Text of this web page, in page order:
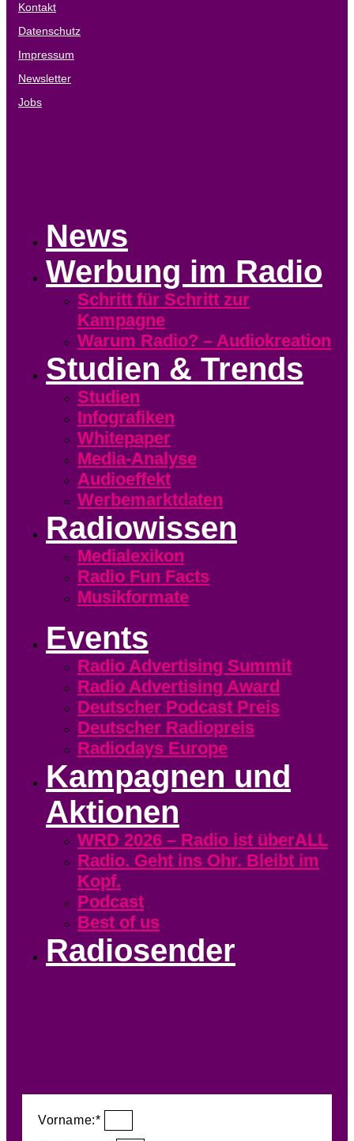
Kontakt
Datenschutz
Impressum
Newsletter
Jobs
News
Werbung im Radio
Schritt für Schritt zur
Kampagne
Warum Radio? – Audiokreation
Studien & Trends
Studien
Infografiken
Whitepaper
Media-Analyse
Audioeffekt
Werbemarktdaten
Radiowissen
Medialexikon
Radio Fun Facts
Musikformate
Events
Radio Advertising Summit
Radio Advertising Award
Deutscher Podcast Preis
Deutscher Radiopreis
Radiodays Europe
Kampagnen und
Aktionen
WRD 2026 – Radio ist überALL
Radio. Geht ins Ohr. Bleibt im
Kopf.
Podcast
Best of us
Radiosender
Vorname:*